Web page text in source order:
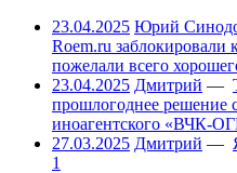
23.04.2025 Юрий
Roem.ru заблокировали
пожелали всего
23.04.2025 Дмитрий —
прошлогоднее решение
иноагентского «ВЧК-
27.03.2025 Дмитрий —
1